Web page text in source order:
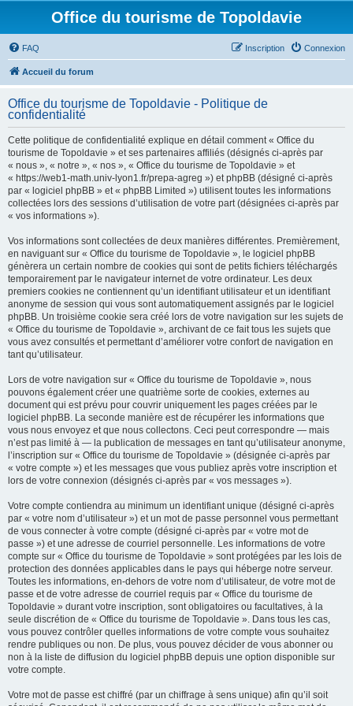
Office du tourisme de Topoldavie
FAQ Connexion
Inscription
Accueil du forum
Office du tourisme de Topoldavie - Politique de
confidentialité
Cette politique de confidentialité explique en détail comment « Office du
tourisme de Topoldavie » et ses partenaires affiliés (désignés ci-après par
« nous », « notre », « nos », « Office du tourisme de Topoldavie » et
« https://web1-math.univ-lyon1.fr/prepa-agreg ») et phpBB (désigné ci-après
par « logiciel phpBB » et « phpBB Limited ») utilisent toutes les informations
collectées lors des sessions d’utilisation de votre part (désignées ci-après par
« vos informations »).
Vos informations sont collectées de deux manières différentes. Premièrement,
en naviguant sur « Office du tourisme de Topoldavie », le logiciel phpBB
génèrera un certain nombre de cookies qui sont de petits fichiers téléchargés
temporairement par le navigateur internet de votre ordinateur. Les deux
premiers cookies ne contiennent qu’un identifiant utilisateur et un identifiant
anonyme de session qui vous sont automatiquement assignés par le logiciel
phpBB. Un troisième cookie sera créé lors de votre navigation sur les sujets de
« Office du tourisme de Topoldavie », archivant de ce fait tous les sujets que
vous avez consultés et permettant d’améliorer votre confort de navigation en
tant qu’utilisateur.
Lors de votre navigation sur « Office du tourisme de Topoldavie », nous
pouvons également créer une quatrième sorte de cookies, externes au
document qui est prévu pour couvrir uniquement les pages créées par le
logiciel phpBB. La seconde manière est de récupérer les informations que
vous nous envoyez et que nous collectons. Ceci peut correspondre — mais
n’est pas limité à — la publication de messages en tant qu’utilisateur anonyme,
l’inscription sur « Office du tourisme de Topoldavie » (désignée ci-après par
« votre compte ») et les messages que vous publiez après votre inscription et
lors de votre connexion (désignés ci-après par « vos messages »).
Votre compte contiendra au minimum un identifiant unique (désigné ci-après
par « votre nom d’utilisateur ») et un mot de passe personnel vous permettant
de vous connecter à votre compte (désigné ci-après par « votre mot de
passe ») et une adresse de courriel personnelle. Les informations de votre
compte sur « Office du tourisme de Topoldavie » sont protégées par les lois de
protection des données applicables dans le pays qui héberge notre serveur.
Toutes les informations, en-dehors de votre nom d’utilisateur, de votre mot de
passe et de votre adresse de courriel requis par « Office du tourisme de
Topoldavie » durant votre inscription, sont obligatoires ou facultatives, à la
seule discrétion de « Office du tourisme de Topoldavie ». Dans tous les cas,
vous pouvez contrôler quelles informations de votre compte vous souhaitez
rendre publiques ou non. De plus, vous pouvez décider de vous abonner ou
non à la liste de diffusion du logiciel phpBB depuis une option disponible sur
votre compte.
Votre mot de passe est chiffré (par un chiffrage à sens unique) afin qu’il soit